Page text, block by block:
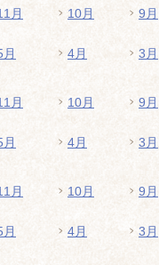
月 10月 9月
月 4月 3月
月 10月 9月
月 4月 3月
月 10月 9月
月 4月 3月